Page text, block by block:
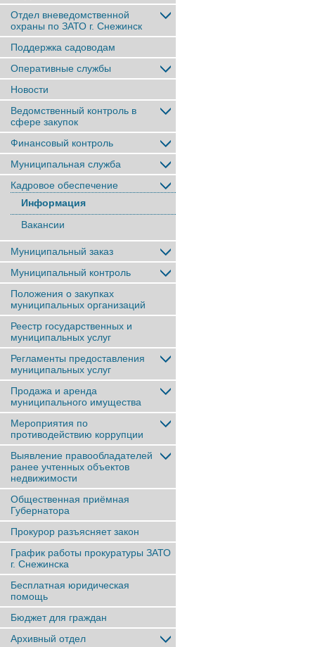
Отдел вневедомственной
охраны по ЗАТО г. Снежинск
Поддержка садоводам
Оперативные службы
Новости
Ведомственный контроль в
сфере закупок
Финансовый контроль
Муниципальная служба
Кадровое обеспечение
Информация
Вакансии
Муниципальный заказ
Муниципальный контроль
Положения о закупках
муниципальных организаций
Реестр государственных и
муниципальных услуг
Регламенты предоставления
муниципальных услуг
Продажа и аренда
муниципального имущества
Мероприятия по
противодействию коррупции
Выявление правообладателей
ранее учтенныx объектов
недвижимости
Общественная приёмная
Губернатора
Прокурор разъясняет закон
График работы прокуратуры ЗАТО
г. Снежинска
Бесплатная юридическая
помощь
Бюджет для граждан
Архивный отдел